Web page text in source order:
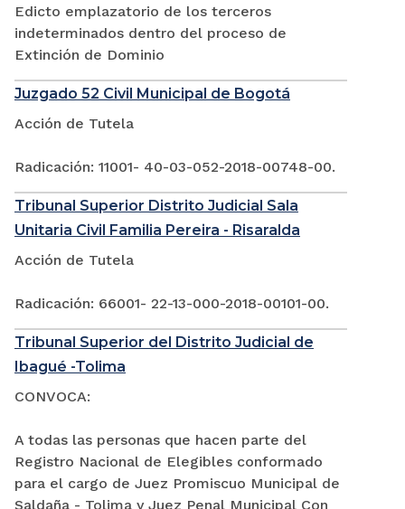
Edicto emplazatorio de los terceros
indeterminados dentro del proceso de
Extinción de Dominio
Juzgado 52 Civil Municipal de Bogotá
Acción de Tutela
Radicación: 11001- 40-03-052-2018-00748-00.
Tribunal Superior Distrito Judicial Sala
Unitaria Civil Familia Pereira - Risaralda
Acción de Tutela
Radicación: 66001- 22-13-000-2018-00101-00.
Tribunal Superior del Distrito Judicial de
Ibagué -Tolima
CONVOCA:
A todas las personas que hacen parte del
Registro Nacional de Elegibles conformado
para el cargo de Juez Promiscuo Municipal de
Saldaña - Tolima y Juez Penal Municipal Con